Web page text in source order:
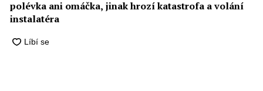
polévka ani omáčka, jinak hrozí katastrofa a volání
instalatéra